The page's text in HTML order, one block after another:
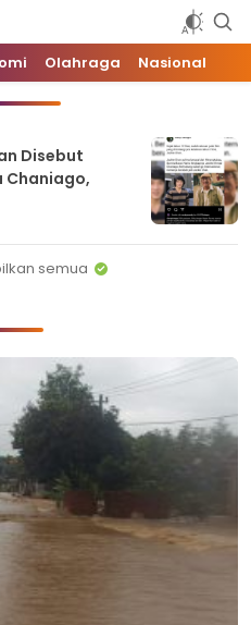
Olahraga Nasional
Disebut
Chaniago,
semua